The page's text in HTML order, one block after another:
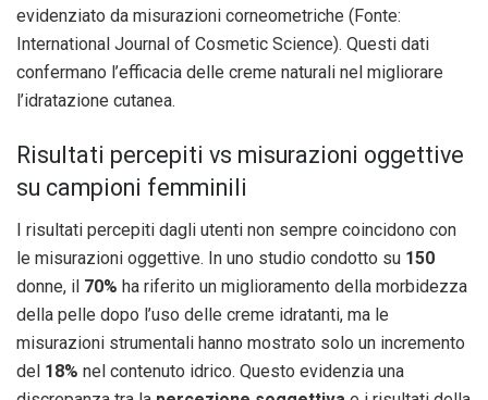
evidenziato da misurazioni corneometriche (Fonte:
International Journal of Cosmetic Science). Questi dati
confermano l’efficacia delle creme naturali nel migliorare
l’idratazione cutanea.
Risultati percepiti vs misurazioni oggettive
su campioni femminili
I risultati percepiti dagli utenti non sempre coincidono con
le misurazioni oggettive. In uno studio condotto su 150
donne, il 70% ha riferito un miglioramento della morbidezza
della pelle dopo l’uso delle creme idratanti, ma le
misurazioni strumentali hanno mostrato solo un incremento
del 18% nel contenuto idrico. Questo evidenzia una